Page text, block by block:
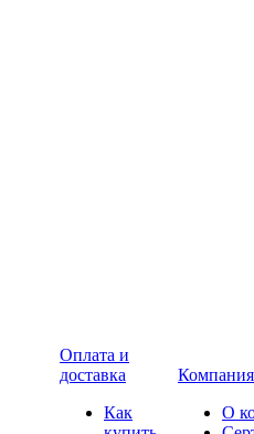
Оплата и
доставка
Как
Компания
О